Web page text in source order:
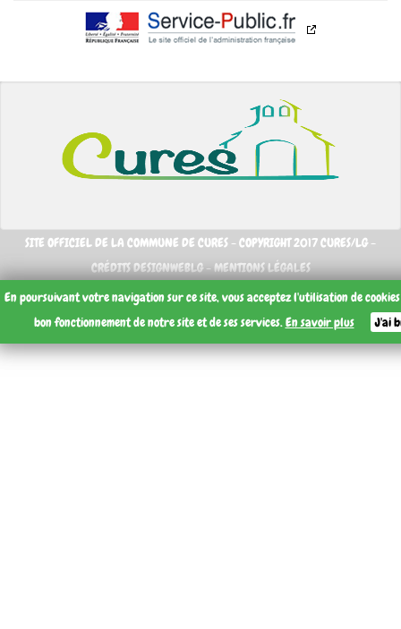
SITE OFFICIEL DE LA COMMUNE DE CURES - COPYRIGHT 2017 CURES/LG -
CRÉDITS DESIGNWEBLG -MENTIONS LÉGALES
En poursuivant votre navigation sur ce site, vous acceptez l'utilisation de
bon fonctionnement de notre site et de ses services.En savoir plus J'ai